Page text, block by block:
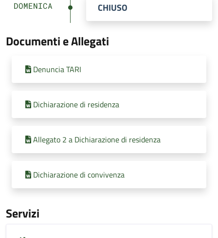
DOMENICA CHIUSO
Documenti e Allegati
Denuncia TARI
Dichiarazione di residenza
Allegato 2 a Dichiarazione di residenza
Dichiarazione di convivenza
Servizi